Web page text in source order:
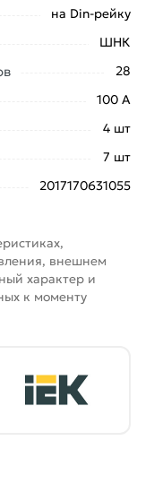
сертифицирован,
Возврат
(наличие чека
на Din-рейку
ШНК
28
100 А
4 шт
7 шт
2017170631055
внешнем
характер и
к моменту